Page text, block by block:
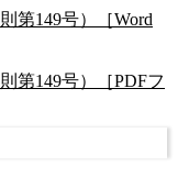
第149号）［Word
第149号）［PDFフ